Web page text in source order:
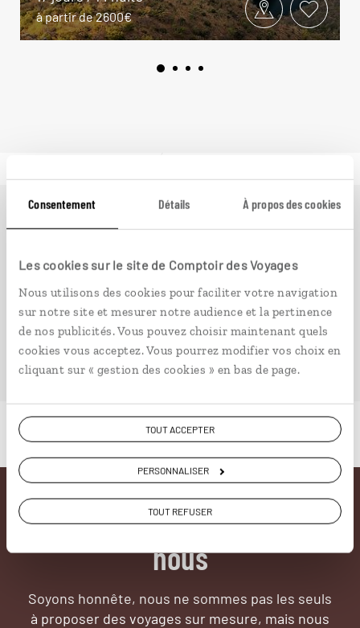
Consentement Détails À propos des cookies
Les cookies sur le site de Comptoir des Voyages
Nous utilisons des cookies pour faciliter votre navigation
sur notre site et mesurer notre audience et la pertinence
de nos publicités. Vous pouvez choisir maintenant quels
cookies vous acceptez. Vous pourrez modifier vos choix en
cliquant sur « gestion des cookies » en bas de page.
TOUT ACCEPTER
PERSONNALISER
TOUT REFUSER
à partir de 2600€
Ailleursest le magazine web de Comptoir des Voyages.
passionnent les découvertes et rencontres du bout du
monde, il fait naître une irrésistible envie d’aller voir
ailleurs.
PLONGER DANS NOTRE MAGAZINE
Pourquoi voyager avec
nous
Soyons honnête, nous ne sommes pas les seuls
à proposer des voyages sur mesure, mais nous